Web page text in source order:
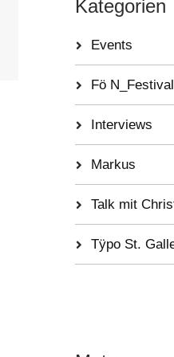
Kategorien
Events
Fö N_Festival
Interviews
Markus
Talk mit
Tÿpo St.